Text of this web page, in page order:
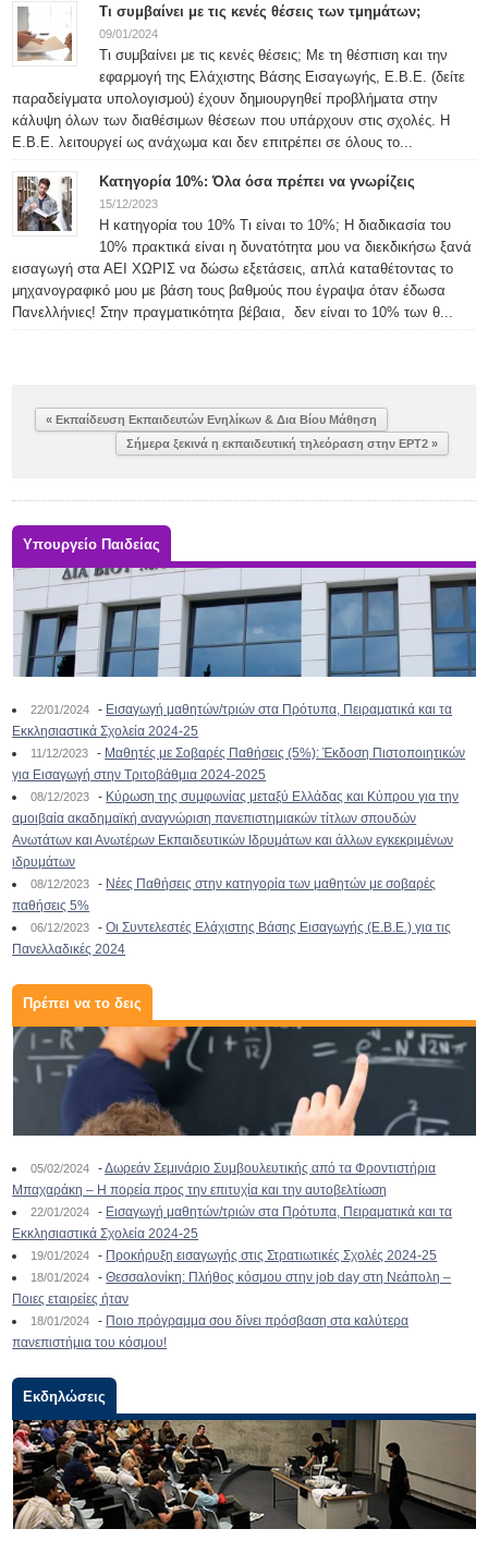
Τι συμβαίνει με τις κενές θέσεις των τμημάτων;
09/01/2024
Τι συμβαίνει με τις κενές θέσεις; Με τη θέσπιση και την
εφαρμογή της Ελάχιστης Βάσης Εισαγωγής, Ε.Β.Ε. (δείτε
παραδείγματα υπολογισμού) έχουν δημιουργηθεί προβλήματα στην
κάλυψη όλων των διαθέσιμων θέσεων που υπάρχουν στις σχολές. Η
Ε.Β.Ε. λειτουργεί ως ανάχωμα και δεν επιτρέπει σε όλους το...
Κατηγορία 10%: Όλα όσα πρέπει να γνωρίζεις
15/12/2023
Η κατηγορία του 10% Τι είναι το 10%; Η διαδικασία του
10% πρακτικά είναι η δυνατότητα μου να διεκδικήσω ξανά
εισαγωγή στα ΑΕΙ ΧΩΡΙΣ να δώσω εξετάσεις, απλά καταθέτοντας το
μηχανογραφικό μου με βάση τους βαθμούς που έγραψα όταν έδωσα
Πανελλήνιες! Στην πραγματικότητα βέβαια, δεν είναι το 10% των θ...
« Εκπαίδευση Εκπαιδευτών Ενηλίκων & Δια Βίου Μάθηση
Σήμερα ξεκινά η εκπαιδευτική τηλεόραση στην ΕΡΤ2 »
Υπουργείο Παιδείας
22/01/2024 - Εισαγωγή μαθητών/τριών στα Πρότυπα, Πειραματικά και τα
Εκκλησιαστικά Σχολεία 2024-25
11/12/2023 - Μαθητές με Σοβαρές Παθήσεις (5%): Έκδοση Πιστοποιητικών
για Εισαγωγή στην Τριτοβάθμια 2024-2025
08/12/2023 - Κύρωση της συμφωνίας μεταξύ Ελλάδας και Κύπρου για την
αμοιβαία ακαδημαϊκή αναγνώριση πανεπιστημιακών τίτλων σπουδών
Ανωτάτων και Ανωτέρων Εκπαιδευτικών Ιδρυμάτων και άλλων εγκεκριμένων
ιδρυμάτων
08/12/2023 - Νέες Παθήσεις στην κατηγορία των μαθητών με σοβαρές
παθήσεις 5%
06/12/2023 -Οι Συντελεστές Ελάχιστης Βάσης Εισαγωγής (Ε.Β.Ε.) για τις
Πανελλαδικές 2024
Πρέπει να το δεις
05/02/2024 -Δωρεάν Σεμινάριο Συμβουλευτικής από τα Φροντιστήρια
Μπαχαράκη – Η πορεία προς την επιτυχία και την αυτοβελτίωση
22/01/2024 - Εισαγωγή μαθητών/τριών στα Πρότυπα, Πειραματικά και τα
Εκκλησιαστικά Σχολεία 2024-25
19/01/2024 - Προκήρυξη εισαγωγής στις Στρατιωτικές Σχολές 2024-25
18/01/2024 -Θεσσαλονίκη: Πλήθος κόσμου στην job day στη Νεάπολη –
Ποιες εταιρείες ήταν
18/01/2024 - Ποιο πρόγραμμα σου δίνει πρόσβαση στα καλύτερα
πανεπιστήμια του κόσμου!
Εκδηλώσεις